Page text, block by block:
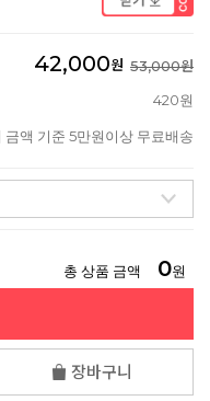
42,000원 53,000원
420원
금액 기준 5만원이상 무료배송
총 상품 금액 0원
장바구니